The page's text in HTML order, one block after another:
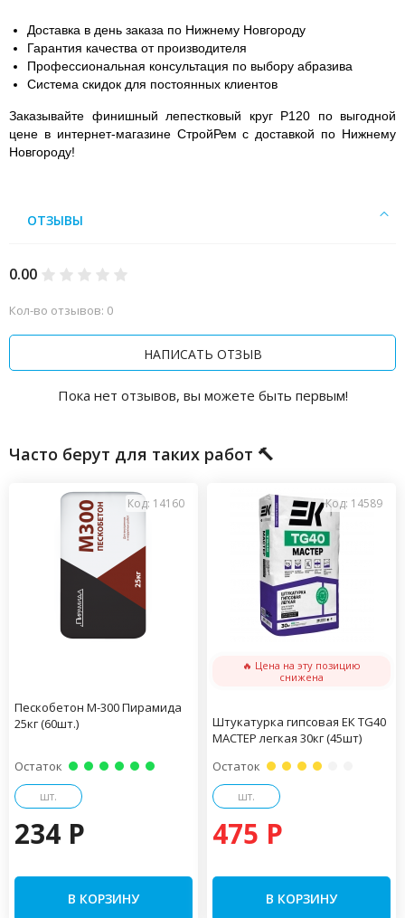
Доставка в день заказа по Нижнему Новгороду
Гарантия качества от производителя
Профессиональная консультация по выбору абразива
Система скидок для постоянных клиентов
Заказывайте финишный лепестковый круг P120 по выгодной
цене в интернет-магазине СтройРем с доставкой по Нижнему
Новгороду!
ОТЗЫВЫ
0.00
Кол-во отзывов: 0
НАПИСАТЬ ОТЗЫВ
Пока нет отзывов, вы можете быть первым!
Часто берут для таких работ 🔨
Код: 14160
Пескобетон М-300 Пирамида
25кг (60шт.)
Остаток
шт.
234 P
В КОРЗИНУ
Код: 14589
🔥 Цена на эту позицию
снижена
Штукатурка гипсовая ЕК TG40
МАСТЕР легкая 30кг (45шт)
Остаток
шт.
475 P
В КОРЗИНУ